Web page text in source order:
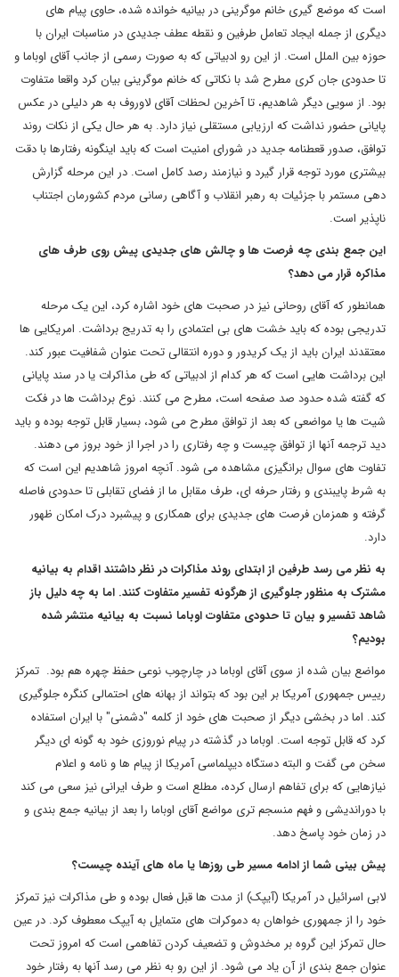
است که موضع گیری خانم موگرینی در بیانیه خوانده شده، حاوی پیام های
دیگری از جمله ایجاد تعامل طرفین و نقطه عطف جدیدی در مناسبات ایران با
حوزه بین الملل است. از این رو ادبیاتی که به صورت رسمی از جانب آقای اوباما و
تا حدودی جان کری مطرح شد با نکاتی که خانم موگرینی بیان کرد واقعا متفاوت
بود. از سویی دیگر شاهدیم، تا آخرین لحظات آقای لاوروف به هر دلیلی در عکس
پایانی حضور نداشت که ارزیابی مستقلی نیاز دارد. به هر حال یکی از نکات روند
توافق، صدور قعطنامه جدید در شورای امنیت است که باید اینگونه رفتارها با دقت
بیشتری مورد توجه قرار گیرد و نیازمند رصد کامل است. در این مرحله گزارش
دهی مستمر با جزئیات به رهبر انقلاب و آگاهی رسانی مردم کشورمان اجتناب
ناپذیر است.
این جمع بندی چه فرصت ها و چالش های جدیدی پیش روی طرف های
مذاکره قرار می دهد؟
همانطور که آقای روحانی نیز در صحبت های خود اشاره کرد، این یک مرحله
تدریجی بوده که باید خشت های بی اعتمادی را به تدریج برداشت. امریکایی ها
معتقدند ایران باید از یک کریدور و دوره انتقالی تحت عنوان شفافیت عبور کند.
این برداشت هایی است که هر کدام از ادبیاتی که طی مذاکرات یا در سند پایانی
که گفته شده حدود صد صفحه است، مطرح می کنند. نوع برداشت ها در فکت
شیت ها یا مواضعی که بعد از توافق مطرح می شود، بسیار قابل توجه بوده و باید
دید ترجمه آنها از توافق چیست و چه رفتاری را در اجرا از خود بروز می دهند.
تفاوت های سوال برانگیزی مشاهده می شود. آنچه امروز شاهدیم این است که
به شرط پایبندی و رفتار حرفه ای، طرف مقابل ما از فضای تقابلی تا حدودی فاصله
گرفته و همزمان فرصت های جدیدی برای همکاری و پیشبرد درک امکان ظهور
دارد.
به نظر می رسد طرفین از ابتدای روند مذاکرات در نظر داشتند اقدام به بیانیه
مشترک به منظور جلوگیری از هرگونه تفسیر متفاوت کنند. اما به چه دلیل باز
شاهد تفسیر و بیان تا حدودی متفاوت اوباما نسبت به بیانیه منتشر شده
بودیم؟
مواضع بیان شده از سوی آقای اوباما در چارچوب نوعی حفظ چهره هم بود. تمرکز
رییس جمهوری آمریکا بر این بود که بتواند از بهانه های احتمالی کنگره جلوگیری
کند. اما در بخشی دیگر از صحبت های خود از کلمه "دشمنی" با ایران استفاده
کرد که قابل توجه است. اوباما در گذشته در پیام نوروزی خود به گونه ای دیگر
سخن می گفت و البته دستگاه دیپلماسی آمریکا از پیام ها و نامه و اعلام
نیازهایی که برای تفاهم ارسال کرده، مطلع است و طرف ایرانی نیز سعی می کند
با دوراندیشی و فهم منسجم تری مواضع آقای اوباما را بعد از بیانیه جمع بندی و
در زمان خود پاسخ دهد.
پیش بینی شما از ادامه مسیر طی روزها یا ماه های آینده چیست؟
لابی اسرائیل در آمریکا (آیپک) از مدت ها قبل فعال بوده و طی مذاکرات نیز تمرکز
خود را از جمهوری خواهان به دموکرات های متمایل به آیپک معطوف کرد. در عین
حال تمرکز این گروه بر مخدوش و تضعیف کردن تفاهمی است که امروز تحت
عنوان جمع بندی از آن یاد می شود. از این رو به نظر می رسد آنها به رفتار خود